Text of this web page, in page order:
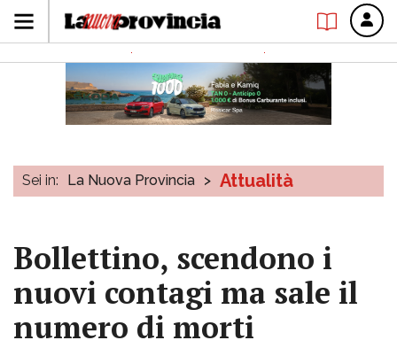
Sei in: La Nuova Provincia > Attualità
Bollettino, scendono i
nuovi contagi ma sale il
numero di morti